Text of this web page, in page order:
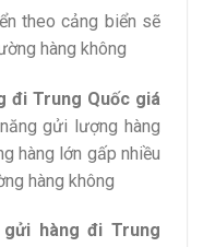
theo cảng biển sẽ
hàng không
đi Trung Quốc giá
gửi lượng hàng
hàng lớn gấp nhiều
hàng không
gửi hàng đi Trung